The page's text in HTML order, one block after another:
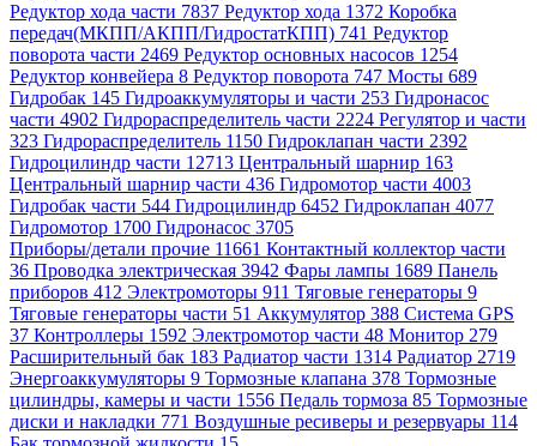
Редуктор хода части 7837 Редуктор хода 1372 Коробка
передач(МКПП/АКПП/ГидростатКПП) 741 Редуктор
поворота части 2469 Редуктор основных насосов 1254
Редуктор конвейера 8 Редуктор поворота 747 Мосты 689
Гидробак 145 Гидроаккумуляторы и части 253 Гидронасос
части 4902 Гидрораспределитель части 2224 Регулятор и части
323 Гидрораспределитель 1150 Гидроклапан части 2392
Гидроцилиндр части 12713 Центральный шарнир 163
Центральный шарнир части 436 Гидромотор части 4003
Гидробак части 544 Гидроцилиндр 6452 Гидроклапан 4077
Гидромотор 1700 Гидронасос 3705
Приборы/детали прочие 11661 Контактный коллектор части
36 Проводка электрическая 3942 Фары лампы 1689 Панель
приборов 412 Электромоторы 911 Тяговые генераторы 9
Тяговые генераторы части 51 Аккумулятор 388 Система GPS
37 Контроллеры 1592 Электромотор части 48 Монитор 279
Расширительный бак 183 Радиатор части 1314 Радиатор 2719
Энергоаккумуляторы 9 Тормозные клапана 378 Тормозные
цилиндры, камеры и части 1556 Педаль тормоза 85 Тормозные
диски и накладки 771 Воздушные ресиверы и резервуары 114